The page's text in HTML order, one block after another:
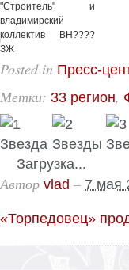
"Строитель" и
владимирский
коллектив ВН????
ЗЖ
Posted in Пресс-
Метки: 33 регион,
Загрузка...
Автор vlad – 7 мая
«Торпедовец»